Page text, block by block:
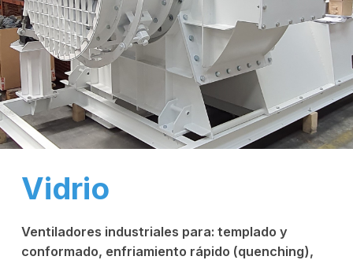
Vidrio
Ventiladores industriales para: templado y
conformado, enfriamiento rápido (quenching),